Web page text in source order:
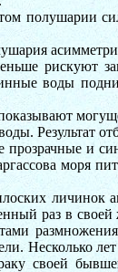
полушарии
рискуют
воды
Результат
и
моря
личинок
раз в
Несколько
своей